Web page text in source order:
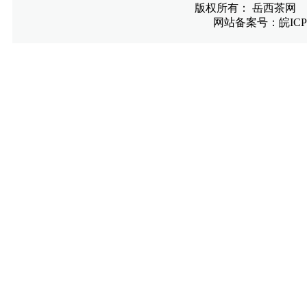
版权所有： 岳西茶
网站备案号：皖